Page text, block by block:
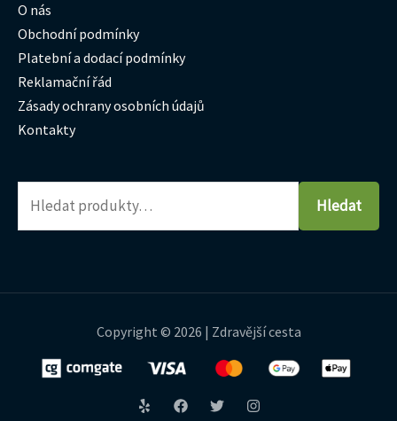
O nás
Obchodní podmínky
Platební a dodací podmínky
Reklamační řád
Zásady ochrany osobních údajů
Kontakty
Hledat
Copyright © 2026 | Zdravější cesta